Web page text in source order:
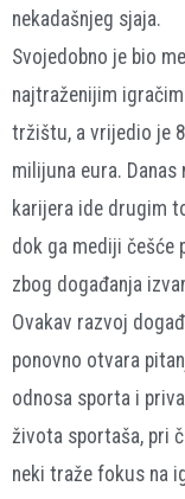
nekadašnjeg sjaja.
Svojedobno je bio
najtraženijim
tržištu, a vrijedio je
milijuna eura. Danas
karijera ide drugim
dok ga mediji češće
zbog događanja
Ovakav razvoj
ponovno otvara
odnosa sporta i
života sportaša, pri
neki traže fokus na